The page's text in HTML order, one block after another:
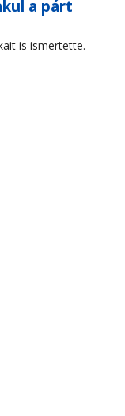
a párt
is ismertette.